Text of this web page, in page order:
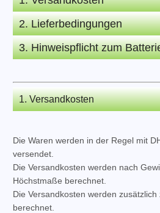
2. Lieferbedingungen
3. Hinweispflicht zum
1. Versandkosten
Die Waren werden in der Regel mit
versendet.
Die Versandkosten werden nach
Höchstmaße berechnet.
Die Versandkosten werden
berechnet.